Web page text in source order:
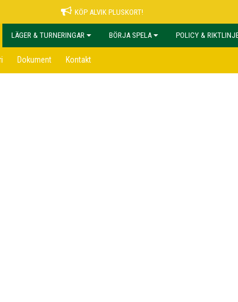
KÖP ALVIK PLUSKORT!
LÄGER & TURNERINGAR BÖRJA SPELA POLICY &
Dokument Kontakt